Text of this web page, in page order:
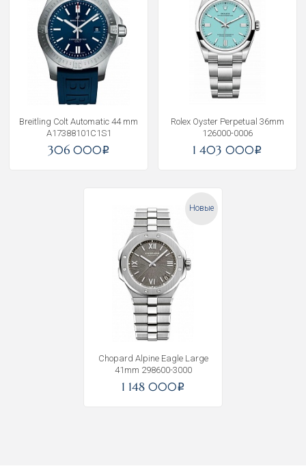
Breitling Colt Automatic 44 mm
A17388101C1S1
306 000i
Rolex Oyster Perpetual 36mm
126000-0006
1 403 000i
Новые
Chopard Alpine Eagle Large
41mm 298600-3000
1 148 000i
Получать на почту